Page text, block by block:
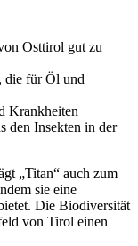
Osttirol gut zu
die für Öl und
Krankheiten
den Insekten in der
„Titan“ auch zum
sie eine
Die Biodiversität
von Tirol einen